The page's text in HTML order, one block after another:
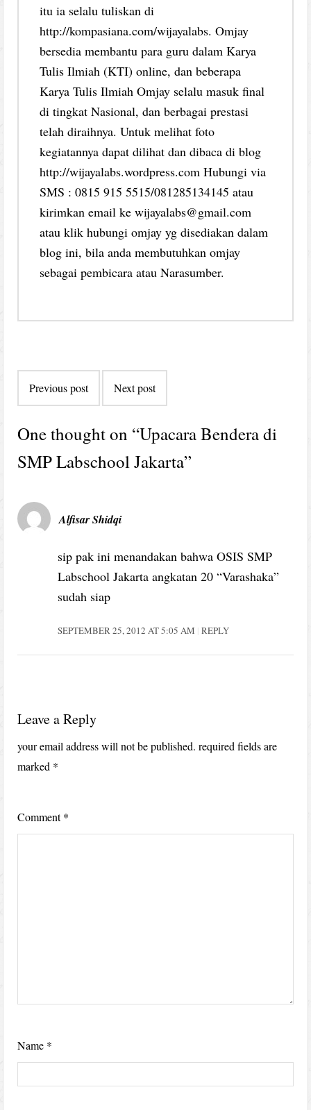
itu ia selalu tuliskan di
http://kompasiana.com/wijayalabs. Omjay
bersedia membantu para guru dalam Karya
Tulis Ilmiah (KTI) online, dan beberapa
Karya Tulis Ilmiah Omjay selalu masuk final
di tingkat Nasional, dan berbagai prestasi
telah diraihnya. Untuk melihat foto
kegiatannya dapat dilihat dan dibaca di blog
http://wijayalabs.wordpress.com Hubungi via
SMS : 0815 915 5515/081285134145 atau
kirimkan email ke wijayalabs@gmail.com
atau klik hubungi omjay yg disediakan dalam
blog ini, bila anda membutuhkan omjay
sebagai pembicara atau Narasumber.
navigation
Previous post Next post
One thought on “Upacara Bendera di
SMP Labschool Jakarta”
Alfisar Shidqi
sip pak ini menandakan bahwa OSIS SMP
Labschool Jakarta angkatan 20 “Varashaka”
sudah siap
SEPTEMBER 25, 2012 AT 5:05 AM REPLY
Leave a Reply
your email address will not be published. required fields are
marked *
Comment*
Name *